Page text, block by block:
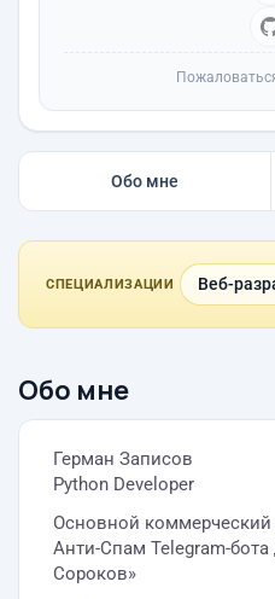
Обо мне
СПЕЦИАЛИЗАЦИИ Веб-
Обо мне
Герман Записов
Python Developer
Основной коммерческий
Анти-Спам Telegram-
Сороков»